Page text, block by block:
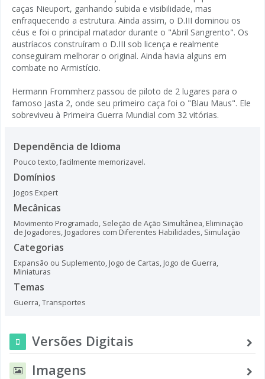
caças Nieuport, ganhando subida e visibilidade, mas
enfraquecendo a estrutura. Ainda assim, o D.III dominou os
céus e foi o principal matador durante o "Abril Sangrento". Os
austríacos construíram o D.III sob licença e realmente
conseguiram melhorar o original. Ainda havia alguns em
combate no Armistício.
Hermann Frommherz passou de piloto de 2 lugares para o
famoso Jasta 2, onde seu primeiro caça foi o "Blau Maus". Ele
sobreviveu à Primeira Guerra Mundial com 32 vitórias.
Dependência de Idioma
Pouco texto, facilmente memorizavel.
Domínios
Jogos Expert
Mecânicas
Movimento Programado, Seleção de Ação Simultânea, Eliminação
de Jogadores, Jogadores com Diferentes Habilidades, Simulação
Categorias
Expansão ou Suplemento, Jogo de Cartas, Jogo de Guerra,
Miniaturas
Temas
Guerra,Transportes
Versões Digitais
Imagens